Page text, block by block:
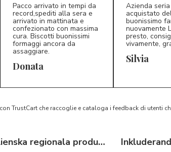
D*
Pacco arrivato in tempi da
record,spediti alla sera e
arrivato in mattinata e
confezionato con massima
cura. Biscotti buonissimi
formaggi ancora da
assaggiare.
Donata S*
Azienda
acquistato
buonissimo
nuovamente
presto,
vivamente,
Silvia
TrustCart che raccoglie e cataloga i feedback di utenti
Typiska italienska regionala produkter